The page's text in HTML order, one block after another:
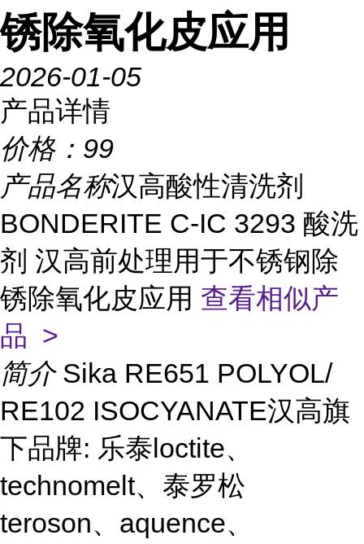
锈除氧化皮应用
2026-01-05
产品详情
价格： 99
产品名称汉高酸性清洗剂
BONDERITE C-IC 3293 酸洗
剂 汉高前处理用于不锈钢除
锈除氧化皮应用 查看相似产
品 >
简介 Sika RE651 POLYOL/
RE102 ISOCYANATE汉高旗
下品牌: 乐泰loctite、
technomelt、泰罗松
teroson、aquence、